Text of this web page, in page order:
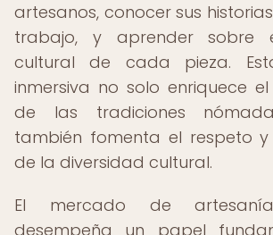
artesanos, conocer sus
trabajo, y aprender sobre
cultural de cada pieza.
inmersiva no solo enriquece
de las tradiciones
también fomenta el respeto
de la diversidad cultural.
El mercado de
desempeña un papel